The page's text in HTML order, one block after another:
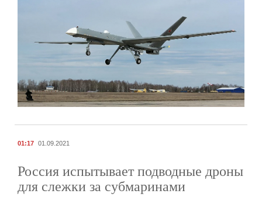
01:17 01.09.2021
Россия испытывает подводные дроны
для слежки за субмаринами